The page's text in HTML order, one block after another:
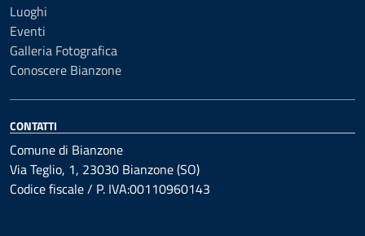
Luoghi
Eventi
Galleria Fotografica
Conoscere Bianzone
CONTATTI
Comune di Bianzone
Via Teglio, 1, 23030 Bianzone (SO)
Codice fiscale / P. IVA:00110960143